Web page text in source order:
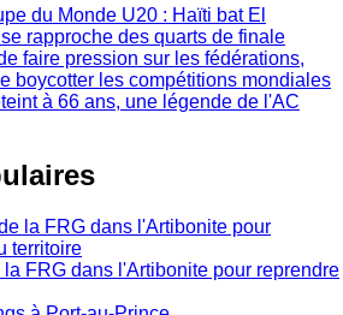
du Monde U20 : Haïti bat El
rapproche des quarts de finale
faire pression sur les fédérations,
boycotter les compétitions mondiales
à 66 ans, une légende de l'AC
FRG dans l'Artibonite pour reprendre